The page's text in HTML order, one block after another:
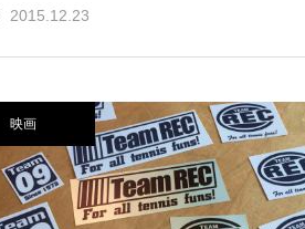
2015.12.23
映画